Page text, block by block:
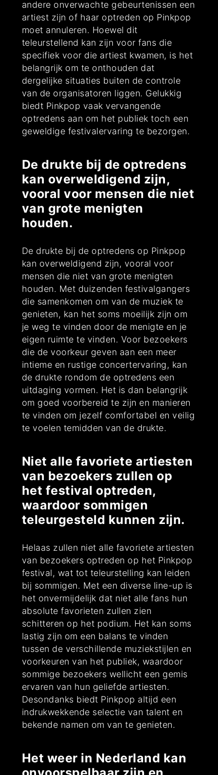
andere onverwachte gebeurtenissen een
artiest zijn of haar optreden op Pinkpop
moet annuleren. Hoewel dit
teleurstellend kan zijn voor fans die
specifiek voor die artiest kwamen, is het
belangrijk om te onthouden dat
dergelijke situaties buiten de controle
van de organisatoren liggen. Gelukkig
biedt Pinkpop vaak vervangende
optredens aan om het publiek toch een
geweldige festivalervaring te bezorgen.
De drukte bij de optredens
kan overweldigend zijn,
vooral voor mensen die niet
van grote menigten
houden.
De drukte bij de optredens op Pinkpop
kan overweldigend zijn, vooral voor
mensen die niet van grote menigten
houden. Met duizenden festivalgangers
die samenkomen om van de muziek te
genieten, kan het soms moeilijk zijn om
je weg te vinden door de menigte en je
eigen ruimte te vinden. Voor bezoekers
die de voorkeur geven aan een meer
intieme en rustige concertervaring, kan
de drukte rondom de optredens een
uitdaging vormen. Het is dan belangrijk
om goed voorbereid te zijn en manieren
te vinden om jezelf comfortabel en veilig
te voelen temidden van de drukte.
Niet alle favoriete artiesten
van bezoekers zullen op
het festival optreden,
waardoor sommigen
teleurgesteld kunnen zijn.
Helaas zullen niet alle favoriete artiesten
van bezoekers optreden op het Pinkpop
festival, wat tot teleurstelling kan leiden
bij sommigen. Met een diverse line-up is
het onvermijdelijk dat niet alle fans hun
absolute favorieten zullen zien
schitteren op het podium. Het kan soms
lastig zijn om een balans te vinden
tussen de verschillende muziekstijlen en
voorkeuren van het publiek, waardoor
sommige bezoekers wellicht een gemis
ervaren van hun geliefde artiesten.
Desondanks biedt Pinkpop altijd een
indrukwekkende selectie van talent en
bekende namen om van te genieten.
Het weer in Nederland kan